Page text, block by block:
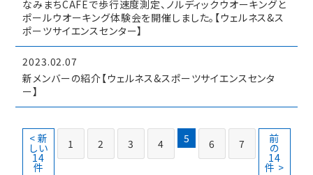
なみまちCAFEで歩行速度測定、ノルディックウオーキングと
ポールウオーキング体験会を開催しました。【ウェルネス&ス
ポーツサイエンスセンター】
2023.02.07
新メンバーの紹介【ウェルネス&スポーツサイエンスセンタ
ー】
< 新
しい
14
件
1 2 3 4 5 6 7 前
の
14
件 >